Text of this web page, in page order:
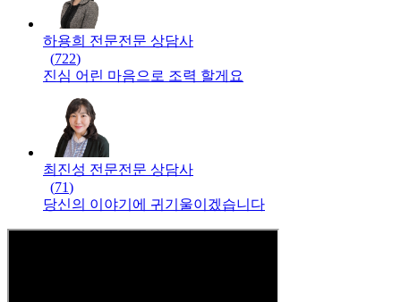
하용희 전문전문 상담사
(722)
진심 어린 마음으로 조력 할게요
최진성 전문전문 상담사
(71)
당신의 이야기에 귀기울이겠습니다